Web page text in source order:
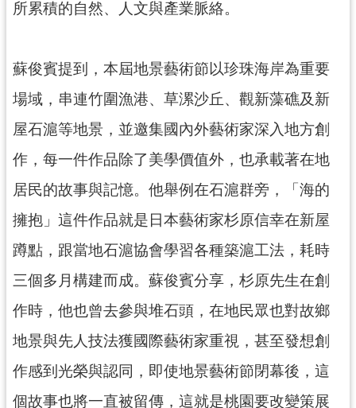
告
所累積的自然、人文與產業脈絡。
蘇俊賓提到，本屆地景藝術節以珍珠海岸為重要
場域，串連竹圍漁港、草漯沙丘、觀新藻礁及新
屋石滬等地景，並邀集國內外藝術家深入地方創
作，每一件作品除了美學價值外，也承載著在地
居民的故事與記憶。他舉例在石滬群旁，「海的
擁抱」這件作品就是日本藝術家杉原信幸在新屋
蹲點，跟當地石滬協會學習各種築滬工法，耗時
三個多月構建而成。蘇俊賓分享，杉原先生在創
作時，他也曾去參與堆石頭，在地民眾也對故鄉
地景與先人技法獲國際藝術家重視，甚至發想創
作感到光榮與認同，即使地景藝術節閉幕後，這
個故事也將一直被留傳，這就是桃園要改變策展